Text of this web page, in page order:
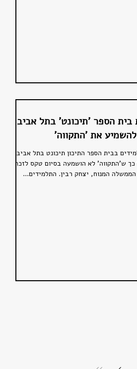
בית הספר 'תיכונט' בתל אביב
את 'התקווה'
בבית הספר התיכון תיכונט בתל אביב
כך ש'התקווה' לא הושמעה בסיום טקס לזכרו
המנוח, יצחק רבין. התלמידים...